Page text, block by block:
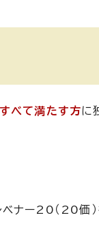
べて満たす方に
ベナー20（20価